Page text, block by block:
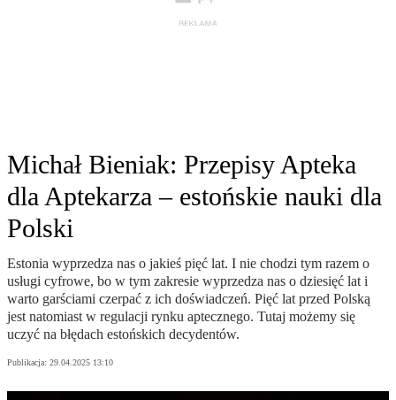
Michał Bieniak: Przepisy Apteka
dla Aptekarza – estońskie nauki dla
Polski
Estonia wyprzedza nas o jakieś pięć lat. I nie chodzi tym razem o
usługi cyfrowe, bo w tym zakresie wyprzedza nas o dziesięć lat i
warto garściami czerpać z ich doświadczeń. Pięć lat przed Polską
jest natomiast w regulacji rynku aptecznego. Tutaj możemy się
uczyć na błędach estońskich decydentów.
Publikacja: 29.04.2025 13:10